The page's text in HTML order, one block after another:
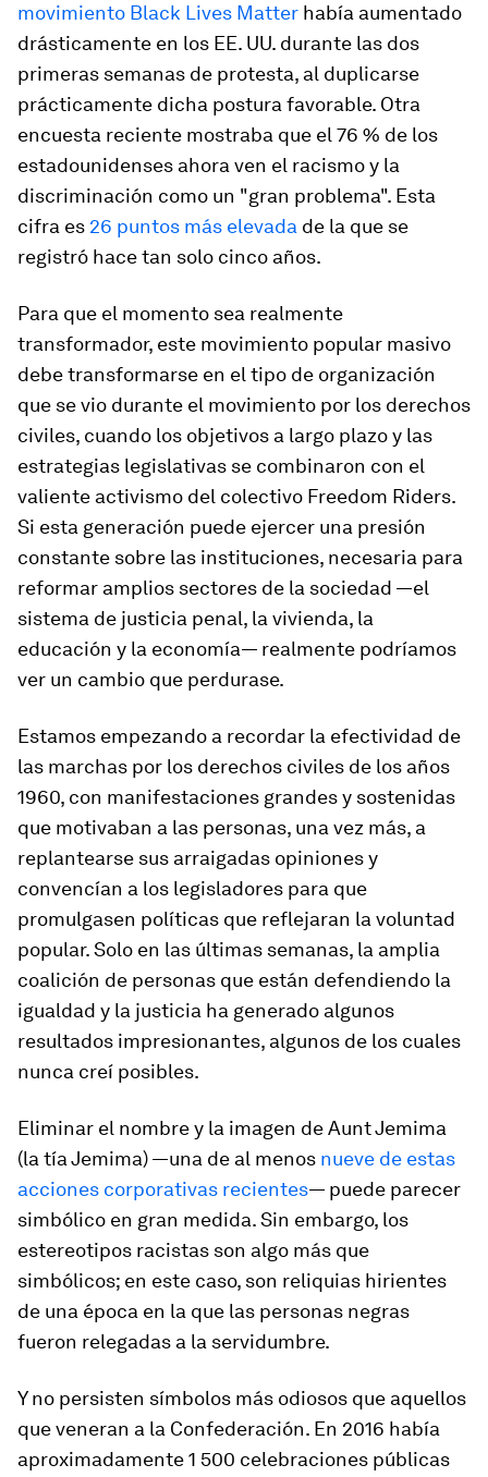
movimiento Black Lives Matter había aumentado
drásticamente en los EE. UU. durante las dos
primeras semanas de protesta, al duplicarse
prácticamente dicha postura favorable. Otra
encuesta reciente mostraba que el 76 % de los
estadounidenses ahora ven el racismo y la
discriminación como un "gran problema". Esta
cifra es 26 puntos más elevada de la que se
registró hace tan solo cinco años.
Para que el momento sea realmente
transformador, este movimiento popular masivo
debe transformarse en el tipo de organización
que se vio durante el movimiento por los derechos
civiles, cuando los objetivos a largo plazo y las
estrategias legislativas se combinaron con el
valiente activismo del colectivo Freedom Riders.
Si esta generación puede ejercer una presión
constante sobre las instituciones, necesaria para
reformar amplios sectores de la sociedad —el
sistema de justicia penal, la vivienda, la
educación y la economía— realmente podríamos
ver un cambio que perdurase.
Estamos empezando a recordar la efectividad de
las marchas por los derechos civiles de los años
1960, con manifestaciones grandes y sostenidas
que motivaban a las personas, una vez más, a
replantearse sus arraigadas opiniones y
convencían a los legisladores para que
promulgasen políticas que reflejaran la voluntad
popular. Solo en las últimas semanas, la amplia
coalición de personas que están defendiendo la
igualdad y la justicia ha generado algunos
resultados impresionantes, algunos de los cuales
nunca creí posibles.
Eliminar el nombre y la imagen de Aunt Jemima
(la tía Jemima) —una de al menos nueve de estas
acciones corporativas recientes— puede parecer
simbólico en gran medida. Sin embargo, los
estereotipos racistas son algo más que
simbólicos; en este caso, son reliquias hirientes
de una época en la que las personas negras
fueron relegadas a la servidumbre.
Y no persisten símbolos más odiosos que aquellos
que veneran a la Confederación. En 2016 había
aproximadamente 1 500 celebraciones públicas